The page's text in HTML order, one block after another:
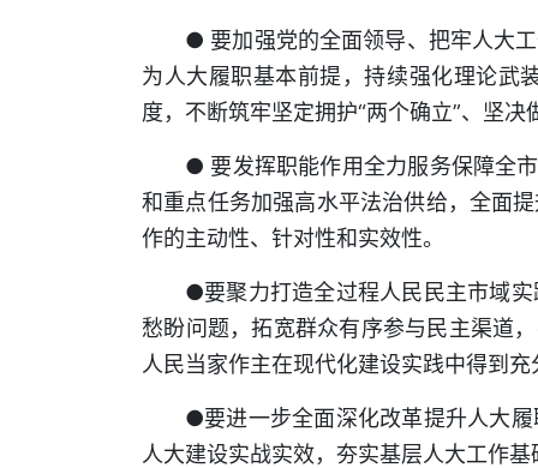
● 要加强党的全面领导、把牢人大
为人大履职基本前提，持续强化理论武
度，不断筑牢坚定拥护“两个确立”、坚决
● 要发挥职能作用全力服务保障全
和重点任务加强高水平法治供给，全面
作的主动性、针对性和实效性。
●要聚力打造全过程人民民主市域
愁盼问题，拓宽群众有序参与民主渠道
人民当家作主在现代化建设实践中得到充
●要进一步全面深化改革提升人大
人大建设实战实效，夯实基层人大工作